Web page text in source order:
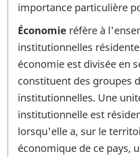
importance particulière
Économie réfère à
institutionnelles
économie est divisée en
constituent des groupes
institutionnelles. Une
institutionnelle est
lorsqu'elle a, sur le
économique de ce pays,